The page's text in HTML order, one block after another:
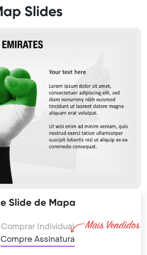
Slides
Slide de Mapa
Comprar Individual
Compre Assinatura